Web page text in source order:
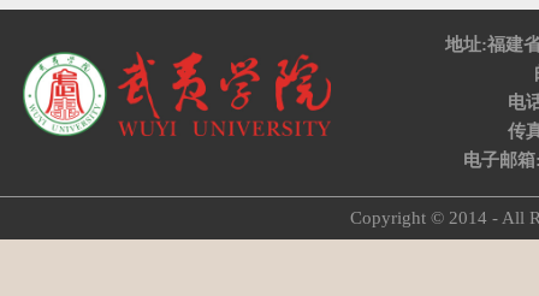
地址:福建
电
传
电子邮
Copyright © 2014 - All